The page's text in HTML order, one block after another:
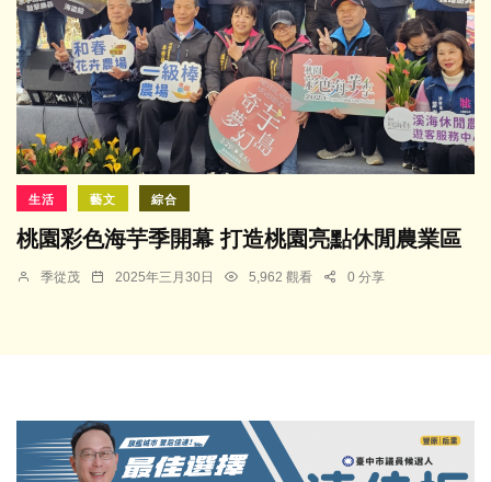
生活 藝文 綜合
桃園彩色海芋季開幕 打造桃園亮點休閒農業區
季從茂 2025年三月30日 5,962 觀看 0 分享